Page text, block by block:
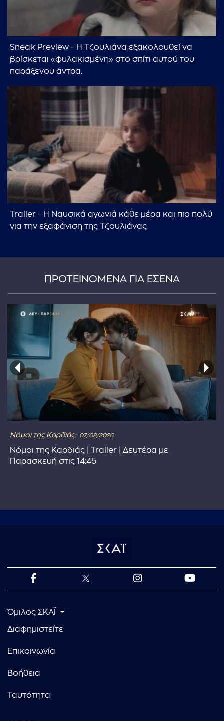
Sneak Preview - Η Τζουλιάνα εξακολουθεί να
βρίσκεται «φυλακισμένη» στο σπίτι αυτού του
παράξενου άντρα.
Trailer - H Ναυσικά αγωνιά κάθε μέρα και πιο πολύ
για την εξαφάνιση της Τζουλιάνας
ΠΡΟΤΕΙΝΟΜΕΝΑ ΓΙΑ ΕΣΕΝΑ
Νόμοι της Καρδιάς- 07/08/2026
Νόμοι της Καρδιάς | Trailer | Δευτέρα με
Παρασκευή στις 14:45
Όμιλος ΣΚΑΪ
Διαφημιστείτε
Επικοινωνία
Βοήθεια
Ταυτότητα